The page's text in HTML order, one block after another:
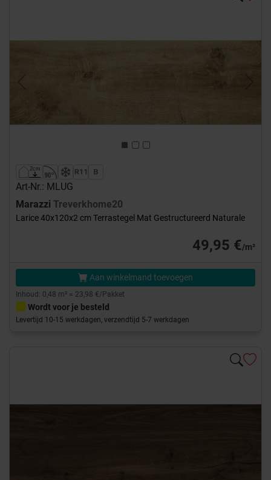
Art-Nr.: MLUG
Marazzi Treverkhome20
Larice 40x120x2 cm Terrastegel Mat Gestructureerd Naturale
49,95 €/m²
Aan winkelmand toevoegen
Inhoud: 0,48 m² = 23,98 €/Pakket
Wordt voor je besteld
Levertijd 10-15 werkdagen, verzendtijd 5-7 werkdagen